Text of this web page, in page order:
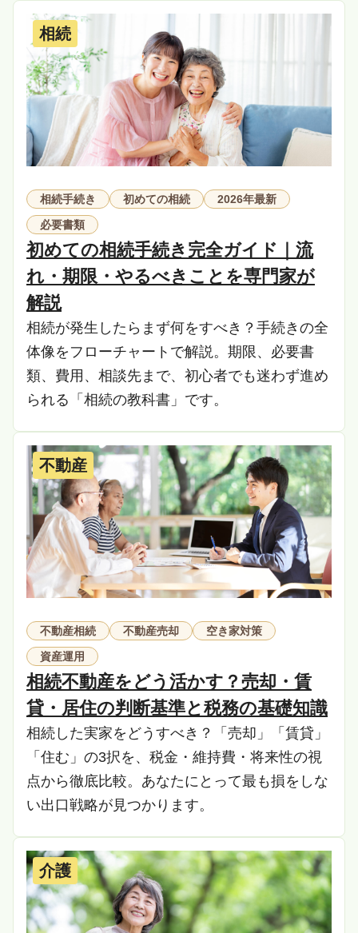
相続
相続手続き 初めての相続
2026年最新
必要書類
初めての相続手続き完全ガイド｜流
れ・期限・やるべきことを専門家が
解説
相続が発生したらまず何をすべき？手続きの全
体像をフローチャートで解説。期限、必要書
類、費用、相談先まで、初心者でも迷わず進め
られる「相続の教科書」です。
不動産
不動産相続 不動産売却
空き家対策
資産運用
相続不動産をどう活かす？売却・賃
貸・居住の判断基準と税務の基礎知識
相続した実家をどうすべき？「売却」「賃貸」
「住む」の3択を、税金・維持費・将来性の視
点から徹底比較。あなたにとって最も損をしな
い出口戦略が見つかります。
介護